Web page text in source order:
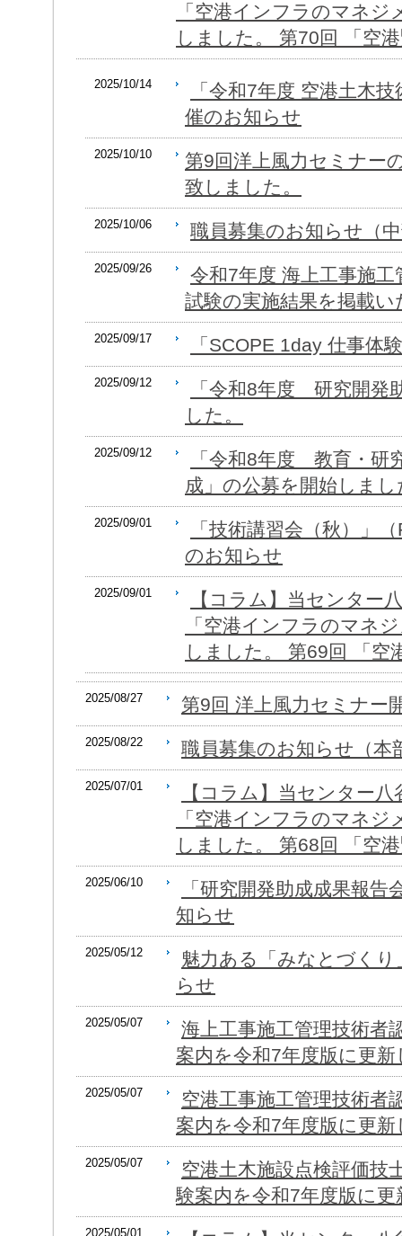
「空港インフラのマネ
しました。 第70回 「空
2025/10/14
「令和7年度 空港土木
催のお知らせ
2025/10/10
第9回洋上風力セミナー
致しました。
2025/10/06 職員募集のお知らせ（
2025/09/26
令和7年度 海上工事施
試験の実施結果を掲載
2025/09/17 「SCOPE 1day 仕事体
2025/09/12
「令和8年度 研究開発
した。
2025/09/12
「令和8年度 教育・研
成」の公募を開始しまし
2025/09/01
「技術講習会（秋）」
のお知らせ
2025/09/01
【コラム】当センター
「空港インフラのマネ
しました。 第69回 「空
2025/08/27 第9回 洋上風力セミナー
2025/08/22 職員募集のお知らせ（本
2025/07/01
【コラム】当センター
「空港インフラのマネ
しました。 第68回 「空
2025/06/10
「研究開発助成成果報
知らせ
2025/05/12
魅力ある「みなとづく
らせ
2025/05/07
海上工事施工管理技術者
案内を令和7年度版に更
2025/05/07
空港工事施工管理技術者
案内を令和7年度版に更
2025/05/07
空港土木施設点検評価技
験案内を令和7年度版に
2025/05/01